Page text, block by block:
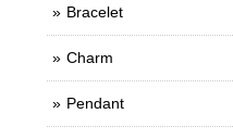
Bracelet
Charm
Pendant